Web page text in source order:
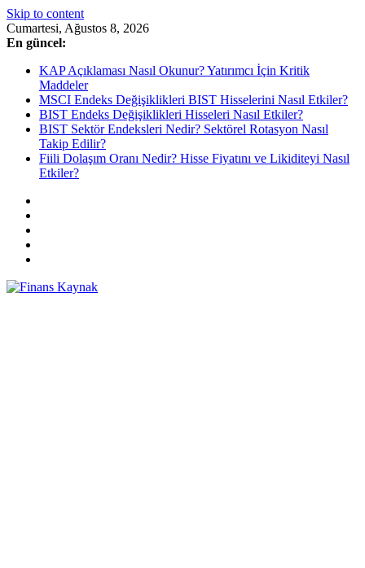
Skip to content
Cumartesi, Ağustos 8, 2026
En güncel:
KAP Açıklaması Nasıl Okunur? Yatırımcı İçin Kritik
Maddeler
MSCI Endeks Değişiklikleri BIST Hisselerini Nasıl Etkiler?
BIST Endeks Değişiklikleri Hisseleri Nasıl Etkiler?
BIST Sektör Endeksleri Nedir? Sektörel Rotasyon Nasıl
Takip Edilir?
Fiili Dolaşım Oranı Nedir? Hisse Fiyatını ve Likiditeyi Nasıl
Etkiler?